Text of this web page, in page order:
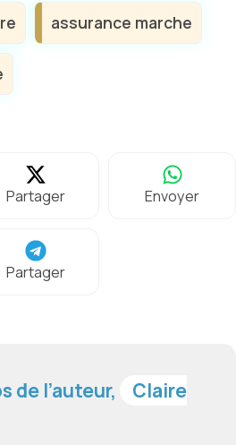
assurance marche
Partager Envoyer
Partager
de l’auteur,
Claire